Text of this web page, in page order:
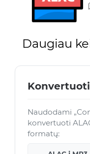
Daugiau
Konvertuoti
Naudodami
konvertuoti
formatų: